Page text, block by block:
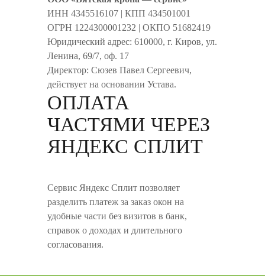
ИНН 4345516107 | КПП 434501001
ОГРН 1224300001232 | ОКПО 51682419
Юридический адрес: 610000, г. Киров, ул.
Ленина, 69/7, оф. 17
Директор: Сюзев Павел Сергеевич,
действует на основании Устава.
ОПЛАТА
ЧАСТЯМИ ЧЕРЕЗ
ЯНДЕКС СПЛИТ
Сервис Яндекс Сплит позволяет
разделить платеж за заказ окон на
удобные части без визитов в банк,
справок о доходах и длительного
согласования.